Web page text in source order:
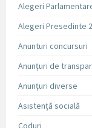
Alegeri
Alegeri Presedinte
Anunturi concursuri
Anunțuri de
Anunțuri diverse
Asistență socială
Coduri